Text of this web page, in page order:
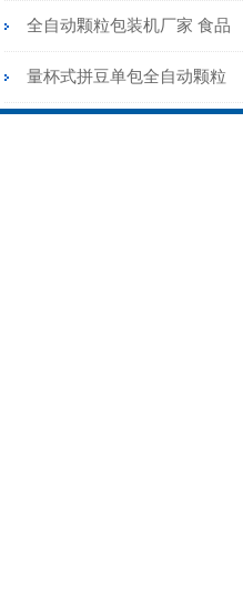
粒包装机1000克\包
全自动颗粒包装机厂家 食品
大米小米白糖食盐包装机
量杯式拼豆单包全自动颗粒